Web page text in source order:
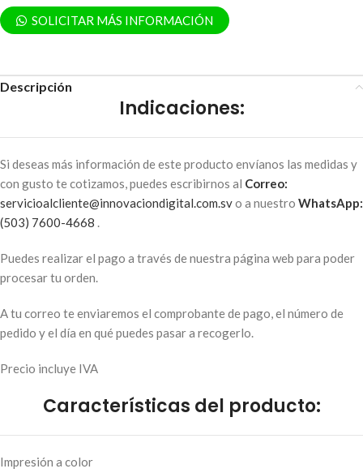
SOLICITAR MÁS INFORMACIÓN
Descripción
Indicaciones:
Si deseas más información de este producto envíanos las medidas y
con gusto te cotizamos, puedes escribirnos al Correo:
servicioalcliente@innovaciondigital.com.svo a nuestro WhatsApp:
(503) 7600-4668 .
Puedes realizar el pago a través de nuestra página web para poder
procesar tu orden.
A tu correo te enviaremos el comprobante de pago, el número de
pedido y el día en qué puedes pasar a recogerlo.
Precio incluye IVA
Características del producto:
Impresión a color